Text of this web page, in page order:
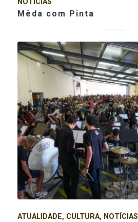
Mêda com Pinta
ATUALIDADE, CULTURA, NOTÍCIAS